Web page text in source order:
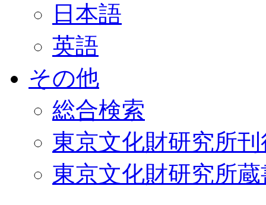
日本語
英語
その他
総合検索
東京文化財研究所
東京文化財研究所